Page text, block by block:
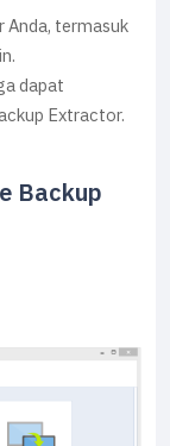
Anda, termasuk
dapat
Extractor.
Backup